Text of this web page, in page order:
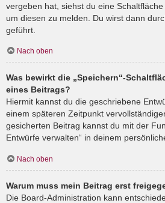
vergeben hat, siehst du eine
um diesen zu melden. Du wirst dann
geführt.
Nach oben
Was bewirkt die „Speichern“-
eines Beitrags?
Hiermit kannst du die geschriebene
einem späteren Zeitpunkt
gesicherten Beitrag kannst du mit der
Entwürfe verwalten“ in deinem
Nach oben
Warum muss mein Beitrag erst
Die Board-Administration kann